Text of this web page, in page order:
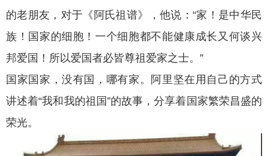
的老朋友，对于《阿氏祖谱》，他说：“家！是中华民
族！国家的细胞！一个细胞都不能健康成长又何谈兴
邦爱国！所以爱国者必皆尊祖爱家之士。”
国家国家，没有国，哪有家。阿里坚在用自己的方式
讲述着“我和我的祖国”的故事，分享着国家繁荣昌盛的
荣光。